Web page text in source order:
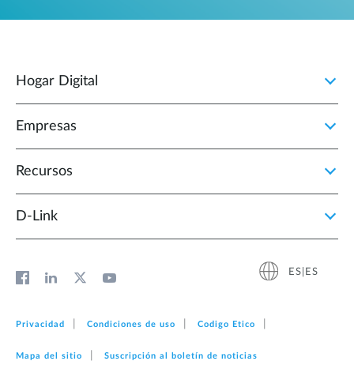
Hogar Digital
Empresas
Recursos
D‑Link
ES|ES
Privacidad Condiciones de uso Codigo Etico
Mapa del sitio Suscripción al boletín de noticias